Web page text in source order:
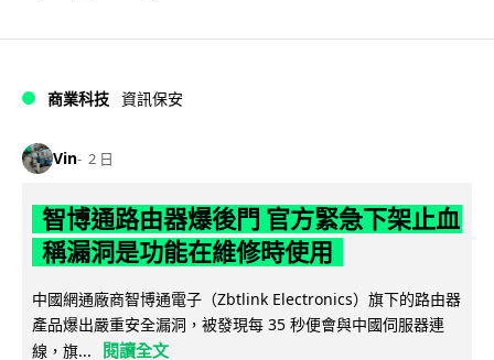
商業科技 資訊保安
Vin 2 日
智博通路由器爆後門 官方緊急下架止血
稱漏洞是功能在維修時使用
中國網通廠商智博通電子（Zbtlink Electronics）旗下的路由器
產品爆出嚴重安全漏洞，被發現每 35 秒便會與中國伺服器連
線，旗...
閱讀全文